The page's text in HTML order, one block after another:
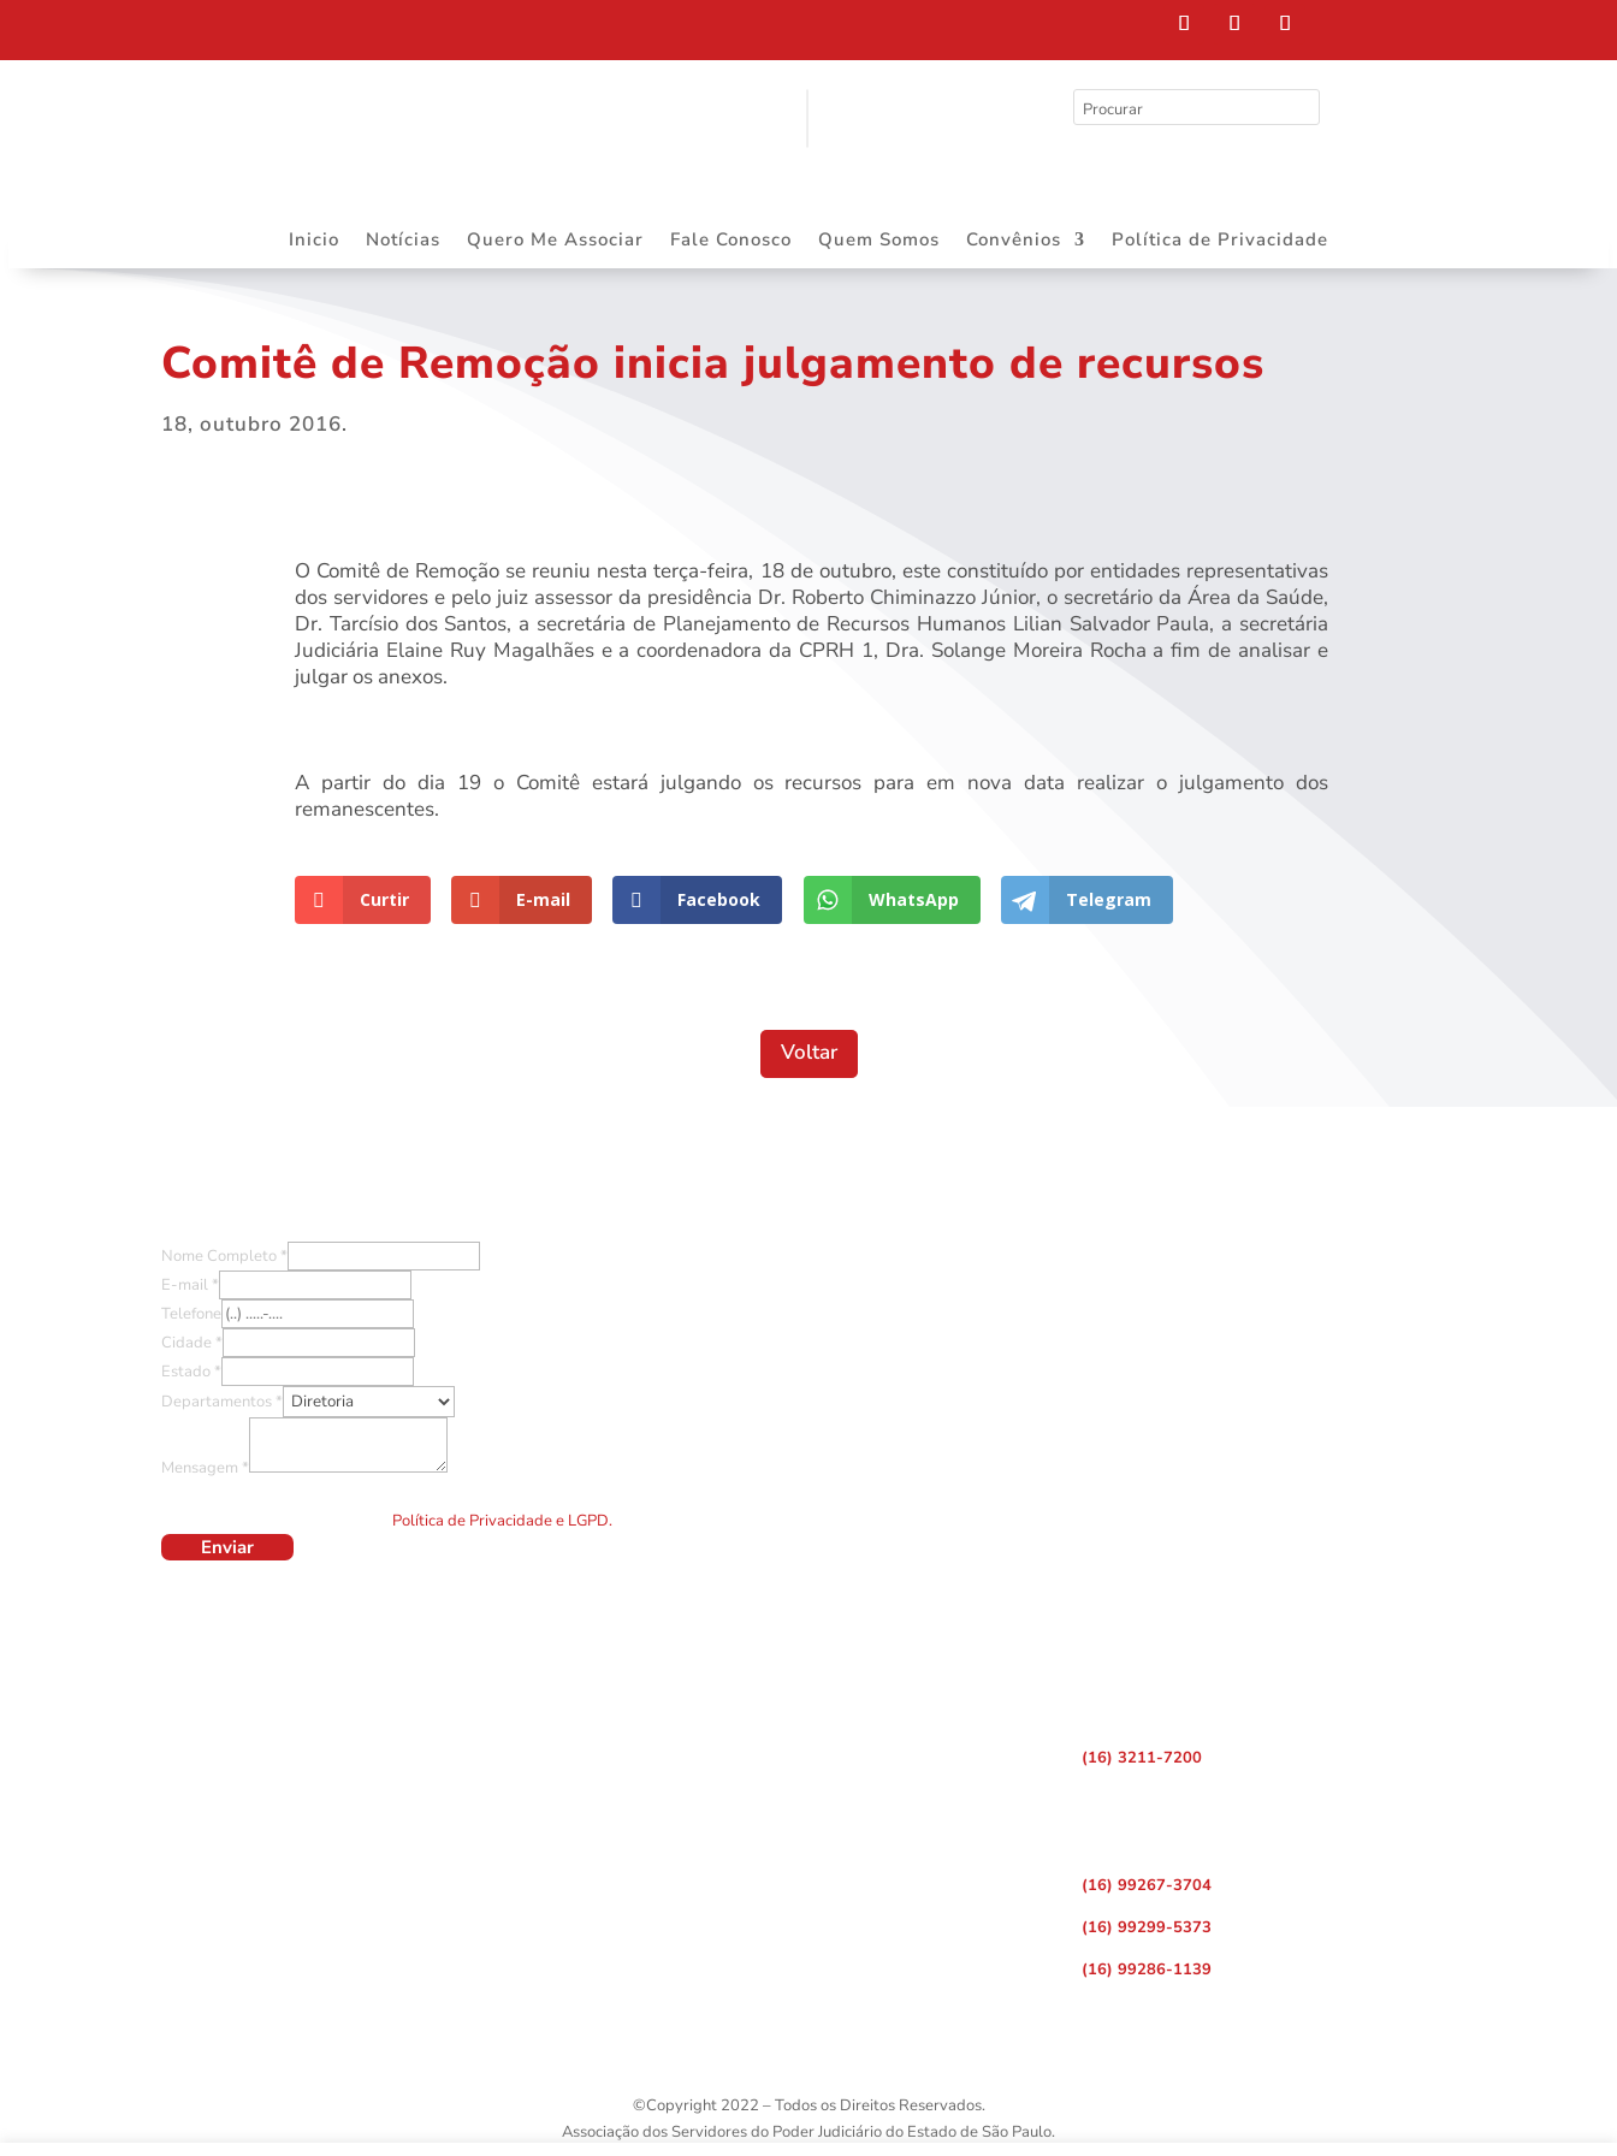
Inicio Notícias Quero Me Associar Fale Conosco Quem Somos Convênios Política de Privacidade
Comitê de Remoção inicia julgamento de recursos
18, outubro 2016.
O Comitê de Remoção se reuniu nesta terça-feira, 18 de outubro, este constituído por entidades representativas
dos servidores e pelo juiz assessor da presidência Dr. Roberto Chiminazzo Júnior, o secretário da Área da Saúde,
Dr. Tarcísio dos Santos, a secretária de Planejamento de Recursos Humanos Lilian Salvador Paula, a secretária
Judiciária Elaine Ruy Magalhães e a coordenadora da CPRH 1, Dra. Solange Moreira Rocha a fim de analisar e
julgar os anexos.
A partir do dia 19 o Comitê estará julgando os recursos para em nova data realizar o julgamento dos
remanescentes.
Curtir E-mail Facebook WhatsApp Telegram
Voltar
Nome Completo *
E-mail *
Telefone
Cidade *
Estado *
Departamentos *
Mensagem *
Política de Privacidade e LGPD.
Enviar
(16) 3211-7200
(16) 99267-3704
(16) 99299-5373
(16) 99286-1139
©Copyright 2022 – Todos os Direitos Reservados.
Associação dos Servidores do Poder Judiciário do Estado de São Paulo.